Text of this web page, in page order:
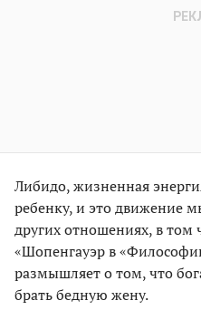
Либидо, жизненная
ребенку, и это движение
других отношениях, в том
«Шопенгауэр в
размышляет о том, что
брать бедную жену.